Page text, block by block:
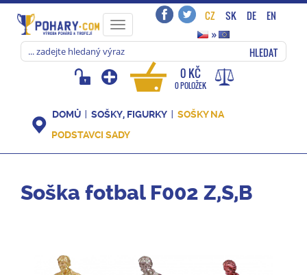
Toggle
navigation
CZ SK DE
EN
»
HLEDAT
0 KČ
0 POLOŽEK
DOMŮ SOŠKY, FIGURKY
SOŠKY NA
PODSTAVCI SADY
Soška fotbal F002 Z,S,B